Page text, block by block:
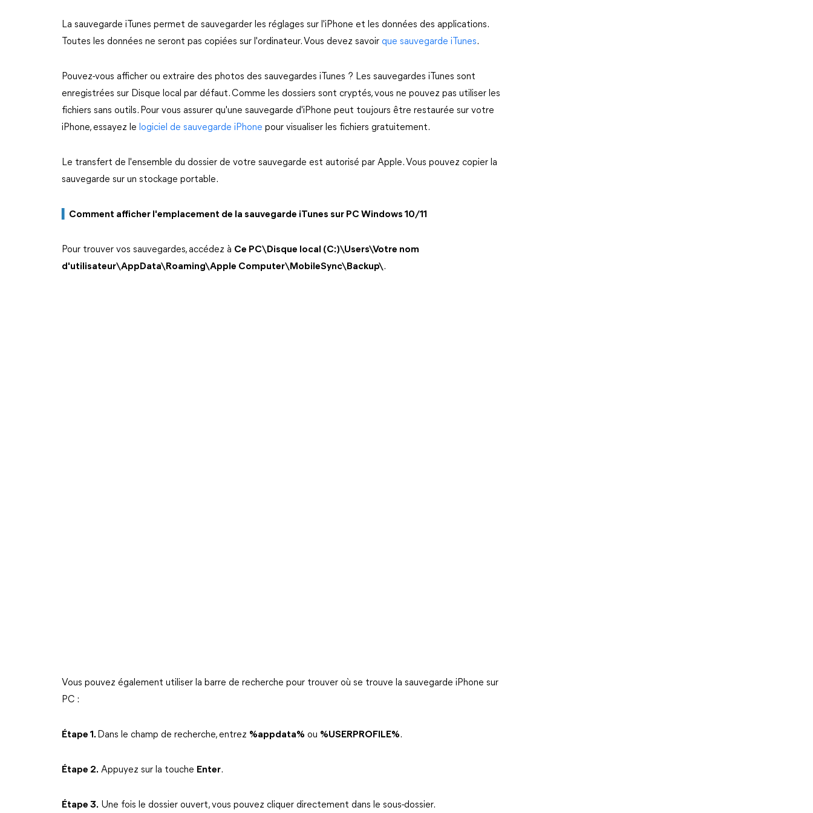
La sauvegarde iTunes permet de sauvegarder les réglages sur l'iPhone et les données des applications.
Toutes les données ne seront pas copiées sur l'ordinateur. Vous devez savoir que sauvegarde iTunes.
Pouvez-vous afficher ou extraire des photos des sauvegardes iTunes ? Les sauvegardes iTunes sont
enregistrées sur Disque local par défaut. Comme les dossiers sont cryptés, vous ne pouvez pas utiliser les
fichiers sans outils. Pour vous assurer qu'une sauvegarde d'iPhone peut toujours être restaurée sur votre
iPhone, essayez le logiciel de sauvegarde iPhone pour visualiser les fichiers gratuitement.
Le transfert de l'ensemble du dossier de votre sauvegarde est autorisé par Apple. Vous pouvez copier la
sauvegarde sur un stockage portable.
Comment afficher l'emplacement de la sauvegarde iTunes sur PC Windows 10/11
Pour trouver vos sauvegardes, accédez à Ce PC\Disque local (C:)\Users\Votre nom
d'utilisateur\AppData\Roaming\Apple Computer\MobileSync\Backup\.
Vous pouvez également utiliser la barre de recherche pour trouver où se trouve la sauvegarde iPhone sur
PC :
Étape 1. Dans le champ de recherche, entrez %appdata% ou %USERPROFILE%.
Étape 2. Appuyez sur la touche Enter.
Étape 3. Une fois le dossier ouvert, vous pouvez cliquer directement dans le sous-dossier.